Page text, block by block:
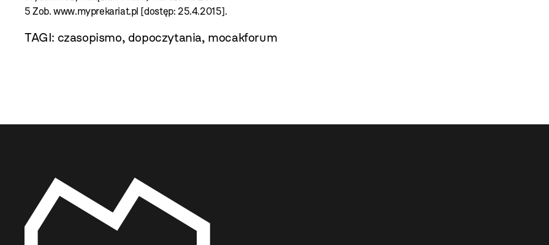
5 Zob. www.myprekariat.pl [dostęp: 25.4.2015].
TAGI: czasopismo, dopoczytania, mocakforum